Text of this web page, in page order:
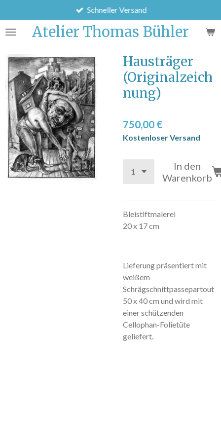
Hauptinhalt
springenAtelier Thomas Bühler
Schneller Versand
Hausträger
(Originalzeich
nung)
750,00 €
Kostenloser Versand
In den
Warenkorb
Bleistiftmalerei
20 x 17 cm
Lieferung präsentiert mit
weißem
Schrägschnittpassepartout
50 x 40 cm und wird mit
einer schützenden
Cellophan-Folietüte
geliefert.